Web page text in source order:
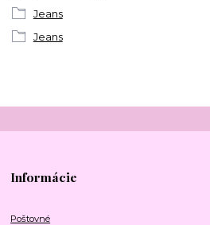
Jeans
Jeans
Informácie
Poštovné